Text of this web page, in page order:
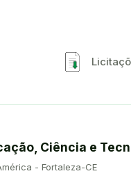
Ciência e
- Fortaleza-CE